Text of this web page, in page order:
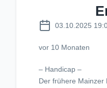
03.10.2025
vor 10 Monaten
– Handicap –
Der frühere Mainzer